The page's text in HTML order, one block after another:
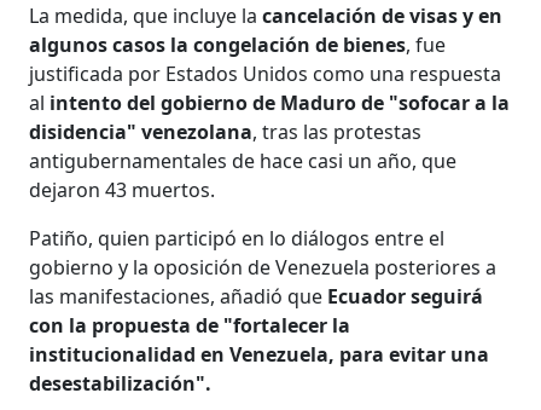
La medida, que incluye lacancelación de visas y en
algunos casos la congelación de bienes, fue
justificada por Estados Unidos como una respuesta
al intento del gobierno de Maduro de "sofocar a la
disidencia" venezolana, tras las protestas
antigubernamentales de hace casi un año, que
dejaron 43 muertos.
Patiño, quien participó en lo diálogos entre el
gobierno y la oposición de Venezuela posteriores a
las manifestaciones, añadió que Ecuador seguirá
con la propuesta de "fortalecer la
institucionalidad en Venezuela, para evitar una
desestabilización".